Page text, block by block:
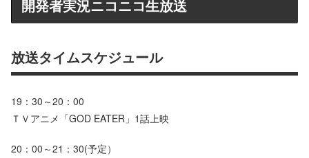
開発者実況ニコニコ生放送
放送タイムスケジュール
19：30～20：00
ＴＶアニメ「GOD EATER」1話上映
20：00～21：30(予定）